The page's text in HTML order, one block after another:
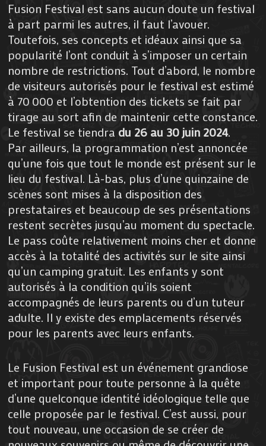
Fusion Festival est sans aucun doute un festival
à part parmi les autres, il faut l’avouer.
Toutefois, ses concepts et idéaux ainsi que sa
popularité l’ont conduit à s’imposer un certain
nombre de restrictions. Tout d’abord, le nombre
de visiteurs autorisés pour le festival est estimé
à 70 000 et l’obtention des tickets se fait par
tirage au sort afin de maintenir cette constance.
Le festival se tiendra du 26 au 30 juin 2024.
Par ailleurs, la programmation n’est annoncée
qu’une fois que tout le monde est présent sur le
lieu du festival. Là-bas, plus d’une quinzaine de
scènes sont mises à la disposition des
prestataires et beaucoup de ses présentations
restent secrètes jusqu’au moment du spectacle.
Le pass coûte relativement moins cher et donne
accès à la totalité des activités sur le site ainsi
qu’un camping gratuit. Les enfants y sont
autorisés à la condition qu’ils soient
accompagnés de leurs parents ou d’un tuteur
adulte. Il y existe des emplacements réservés
pour les parents avec leurs enfants.
Le Fusion Festival est un événement grandiose
et important pour toute personne à la quête
d’une quelconque identité idéologique telle que
celle proposée par le festival. C’est aussi, pour
tout nouveau, une occasion de se créer de